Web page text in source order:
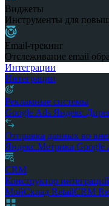
Виджеты
Инструменты для
Email-трекинг
Отслеживание email
Интеграции
Интеграции
Рекламные системы
Google Ads
Отправка данных во
Яндекс.Метрика Google
CRM
Конструктор интеграций
МойСклад RetailCRM